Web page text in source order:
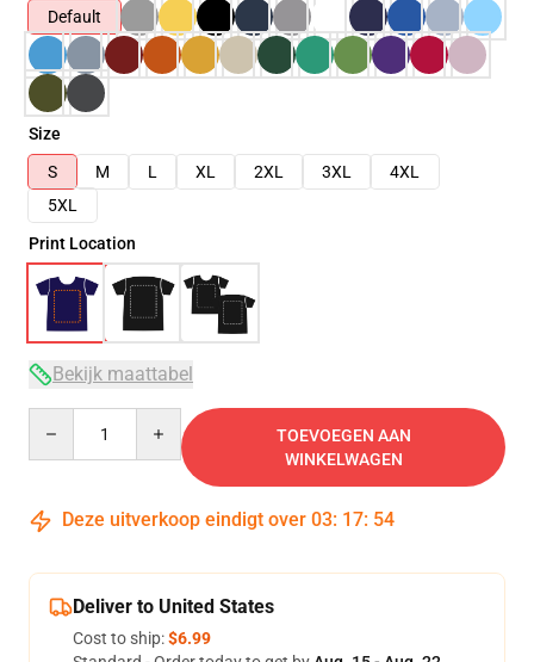
Default
Size
S
M L XL 2XL 3XL
4XL
5XL
Print Location
Bekijk maattabel
TOEVOEGEN AAN
WINKELWAGEN
Deze uitverkoop eindigt over 03: 17: 54
Deliver to United States
Cost to ship:$6.99